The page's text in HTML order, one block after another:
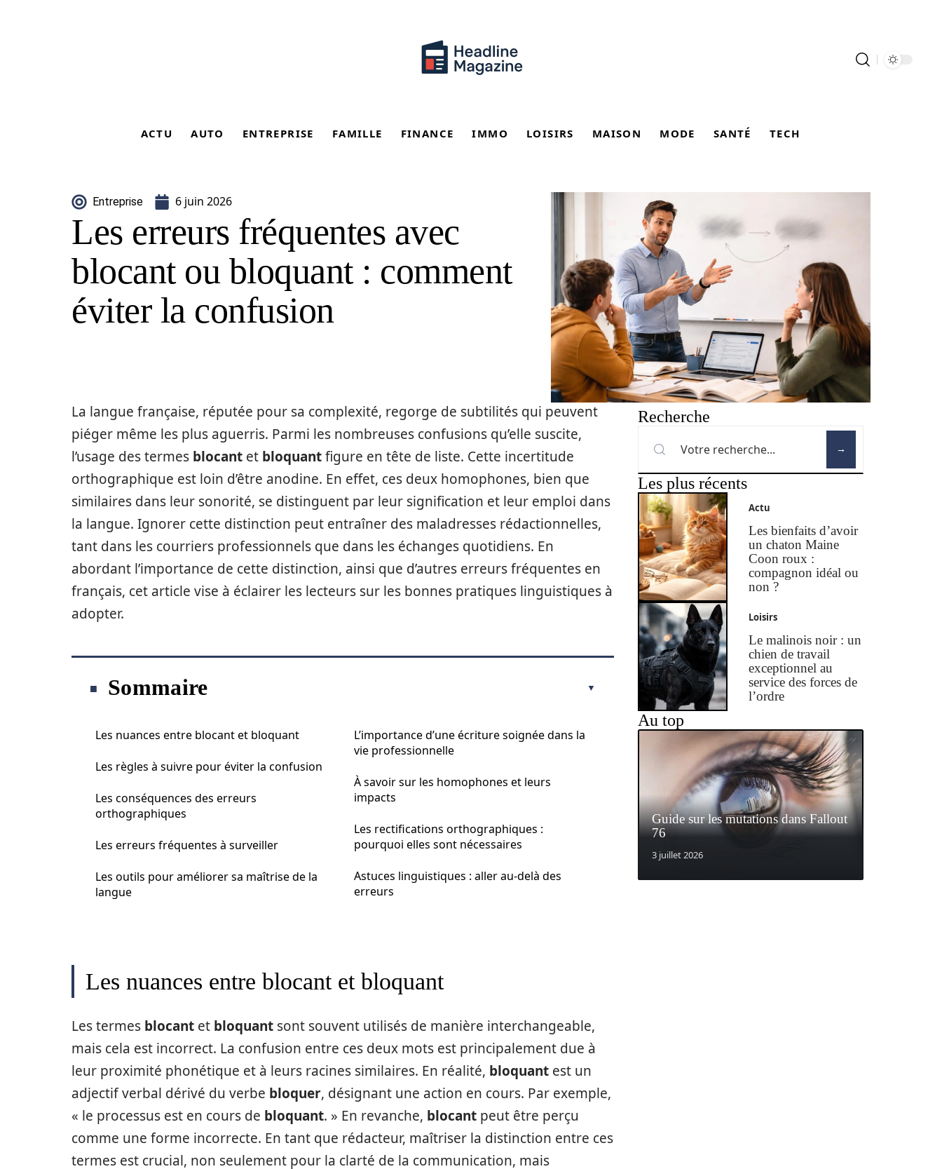
ACTU AUTO ENTREPRISE FAMILLE FINANCE IMMO LOISIRS MAISON MODE SANTÉ TECH
Entreprise 6 juin 2026
Les erreurs fréquentes avec
blocant ou bloquant : comment
éviter la confusion
La langue française, réputée pour sa complexité, regorge de subtilités qui peuvent
piéger même les plus aguerris. Parmi les nombreuses confusions qu’elle suscite,
l’usage des termes blocant et bloquantfigure en tête de liste. Cette incertitude
orthographique est loin d’être anodine. En effet, ces deux homophones, bien que
similaires dans leur sonorité, se distinguent par leur signification et leur emploi dans
la langue. Ignorer cette distinction peut entraîner des maladresses rédactionnelles,
tant dans les courriers professionnels que dans les échanges quotidiens. En
abordant l’importance de cette distinction, ainsi que d’autres erreurs fréquentes en
français, cet article vise à éclairer les lecteurs sur les bonnes pratiques linguistiques à
adopter.
Sommaire
Les nuances entre blocant et bloquant
Les règles à suivre pour éviter la confusion
Les conséquences des erreurs
orthographiques
Les erreurs fréquentes à surveiller
Les outils pour améliorer sa maîtrise de la
langue
L’importance d’une écriture soignée dans la
vie professionnelle
À savoir sur les homophones et leurs
impacts
Les rectifications orthographiques :
pourquoi elles sont nécessaires
Astuces linguistiques : aller au-delà des
erreurs
Les nuances entre blocant et bloquant
Les termes blocant et bloquant sont souvent utilisés de manière interchangeable,
mais cela est incorrect. La confusion entre ces deux mots est principalement due à
leur proximité phonétique et à leurs racines similaires. En réalité, bloquant est un
adjectif verbal dérivé du verbe bloquer, désignant une action en cours. Par exemple,
« le processus est en cours de bloquant. » En revanche, blocant peut être perçu
comme une forme incorrecte. En tant que rédacteur, maîtriser la distinction entre ces
termes est crucial, non seulement pour la clarté de la communication, mais
Recherche
Les plus récents
Actu
Les bienfaits d’avoir
un chaton Maine
Coon roux :
compagnon idéal ou
non ?
Loisirs
Le malinois noir : un
chien de travail
exceptionnel au
service des forces de
l’ordre
Au top
Guide sur les mutations dans Fallout
76
3 juillet 2026